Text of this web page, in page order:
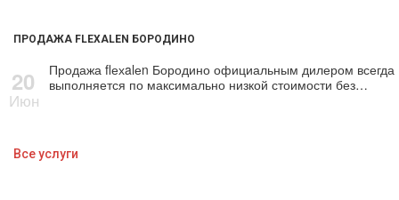
ПРОДАЖА FLEXALEN БОРОДИНО
20
Июн
Продажа flехalеn Бородино официальным дилером всегда
выполняется по максимально низкой стоимости без…
Все услуги